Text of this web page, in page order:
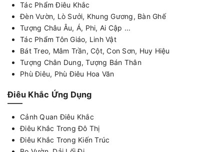
Tác Phẩm Điêu Khắc
Đèn Vườn, Lò Sưởi, Khung Gương, Bàn Ghế
Tượng Châu Âu, Á, Phi, Ai Cập ...
Tác Phẩm Tôn Giáo, Linh Vật
Bát Treo, Mâm Trần, Cột, Con Sơn, Huy Hiệu
Tượng Chân Dung, Tượng Bán Thân
Phù Điêu, Phù Điêu Hoa Văn
Điêu Khắc Ứng Dụng
Cảnh Quan Điêu Khắc
Điêu Khắc Trong Đô Thị
Điêu Khắc Trong Kiến Trúc